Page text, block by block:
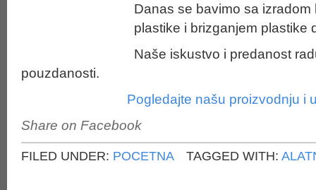
Danas se bavimo sa
plastike i brizganjem plastike
Naše iskustvo i predanost
pouzdanosti.
Pogledajte našu proizvodnju i
Share on Facebook
FILED UNDER: POCETNA TAGGED WITH: